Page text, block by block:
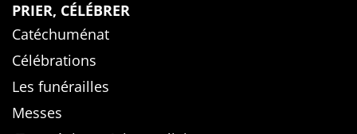
PRIER, CÉLÉBRER
Catéchuménat
Célébrations
Les funérailles
Messes